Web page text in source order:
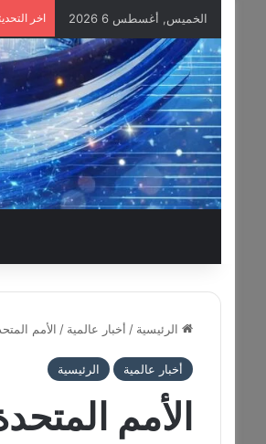
الخميس, أغسطس 6 2026 اخر
الرئيسية / أخبار عالمية / الأمم
أخبار عالمية الرئيسية
الأمم